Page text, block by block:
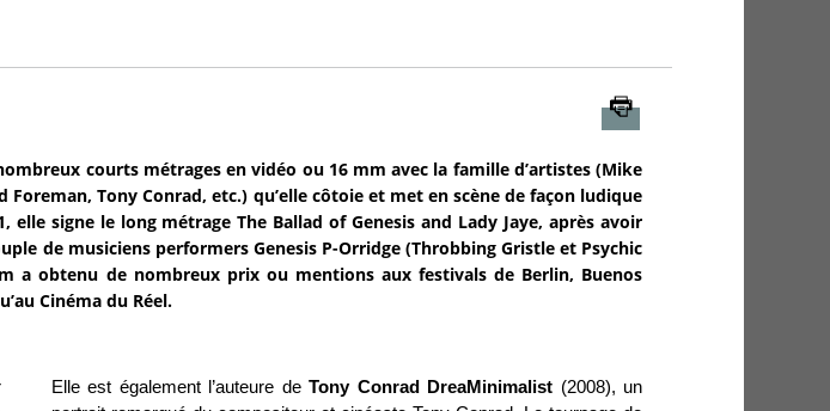
courts métrages en vidéo ou 16 mm avec la famille d’artistes (Mike
Foreman, Tony Conrad, etc.) qu’elle côtoie et met en scène de façon ludique
elle signe le long métrage The Ballad of Genesis and Lady Jaye, après avoir
de musiciens performers Genesis P-Orridge (Throbbing Gristle et Psychic
a obtenu de nombreux prix ou mentions aux festivals de Berlin, Buenos
Cinéma du Réel.
Elle est également l’auteure deTony Conrad DreaMinimalist (2008), un